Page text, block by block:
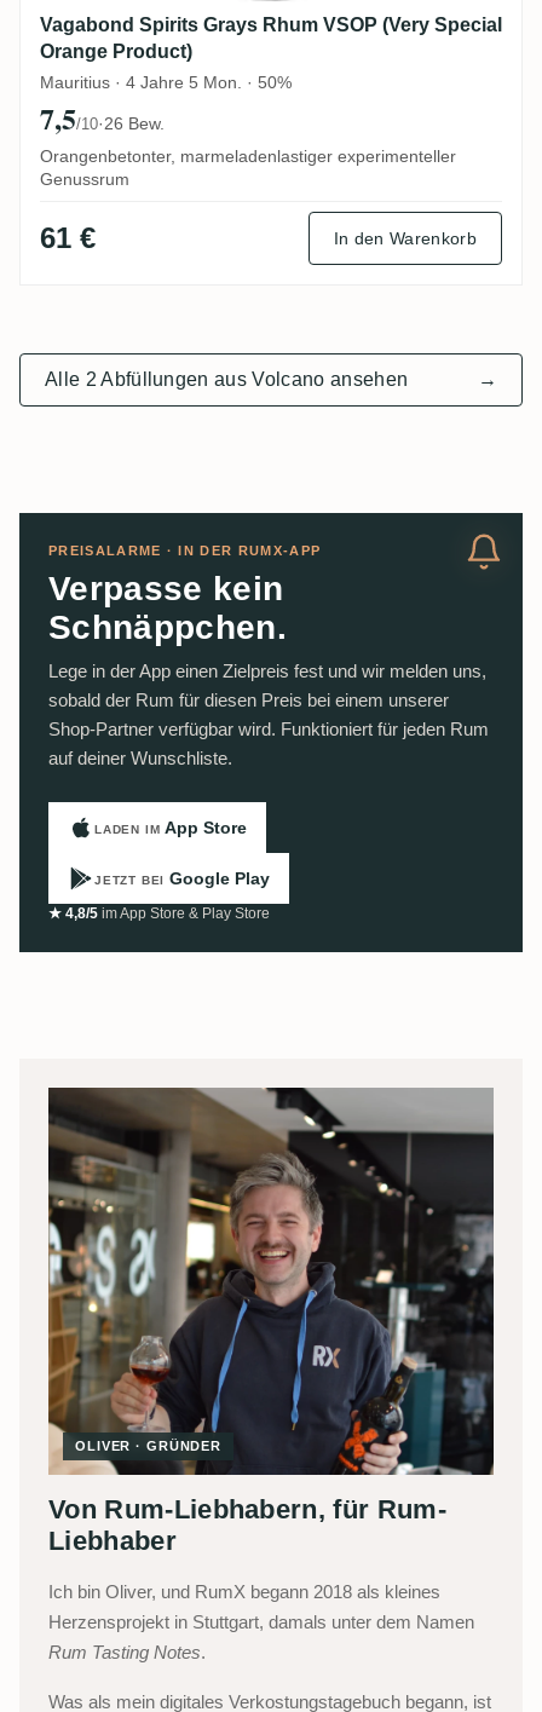
Vagabond Spirits Grays Rhum VSOP (Very Special
Orange Product)
Mauritius · 4 Jahre 5 Mon. · 50%
7,5/10·26 Bew.
Orangenbetonter, marmeladenlastiger experimenteller
Genussrum
61 € In den Warenkorb
Alle 2 Abfüllungen aus Volcano ansehen →
PREISALARME · IN DER RUMX-APP
Verpasse kein
Schnäppchen.
Lege in der App einen Zielpreis fest und wir melden uns,
sobald der Rum für diesen Preis bei einem unserer
Shop-Partner verfügbar wird. Funktioniert für jeden Rum
auf deiner Wunschliste.
LADEN IM App Store
JETZT BEI Google Play
★ 4,8/5 im App Store & Play Store
OLIVER · GRÜNDER
Von Rum-Liebhabern, für Rum-
Liebhaber
Ich bin Oliver, und RumX begann 2018 als kleines
Herzensprojekt in Stuttgart, damals unter dem Namen
Rum Tasting Notes.
Was als mein digitales Verkostungstagebuch begann, ist